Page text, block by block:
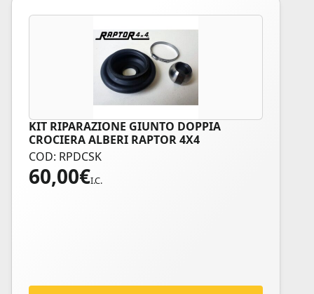
KIT RIPARAZIONE GIUNTO DOPPIA
CROCIERA ALBERI RAPTOR 4X4
COD: RPDCSK
60,00€I.C.